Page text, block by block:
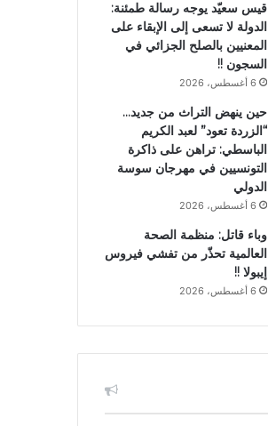
قيس سعيّد يوجه رسالة طمئنة:
الدولة لا تسعى إلى الإبقاء على
المعنيين بالصلح الجزائي في
السجون !!
6 أغسطس، 2026
حين ينهض التراث من جديد…
“الزردة تعود” لعبد الكريم
الباسطي: تراهن على ذاكرة
التونسيين في مهرجان سوسة
الدولي
6 أغسطس، 2026
وباء قاتل: منظمة الصحة
العالمية تحذّر من تفشي فيروس
إيبولا !!
6 أغسطس، 2026